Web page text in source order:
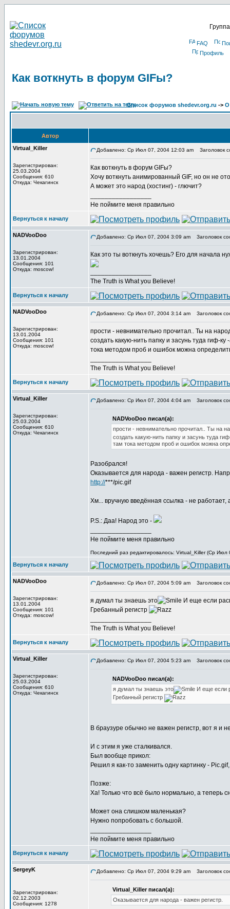
FAQ
Профиль
Как воткнуть в форум GIFы?
Список форумов shedevr.org.ru -> О
Автор
Virtual_Killer
Зарегистрирован:
25.03.2004
Сообщения: 610
Откуда: Чекагинск
Добавлено: Ср Июл 07, 2004 12:03 am Заголовок
Как воткнуть в форум GIFы?
Хочу воткнуть анимированный GIF, но он не
А может это народ (хостинг) - глючит?
Не поймите меня правильно
Вернуться к началу
NADVooDoo
Зарегистрирован:
13.01.2004
Сообщения: 101
Откуда: moscow!
Добавлено: Ср Июл 07, 2004 3:09 am Заголовок
Как это ты воткнуть хочешь? Его для начала
The Truth is What you Believe!
Вернуться к началу
NADVooDoo
Зарегистрирован:
13.01.2004
Сообщения: 101
Откуда: moscow!
Добавлено: Ср Июл 07, 2004 3:14 am Заголовок
прости - невнимательно прочитал.. Ты на
создать какую-нить папку и засунь туда гиф-
тока методом проб и ошибок можна
The Truth is What you Believe!
Вернуться к началу
Virtual_Killer
Зарегистрирован:
25.03.2004
Сообщения: 610
Откуда: Чекагинск
Добавлено: Ср Июл 07, 2004 4:04 am Заголовок
NADVooDoo писал(а):
прости - невнимательно прочитал.. Ты на
создать какую-нить папку и засунь туда
там тока методом проб и ошибок можна
Разобрался!
Оказывается для народа - важен регистр.
http://***/pic.gif
Хм... вручную введённая ссылка - не
P.S.: Даа! Народ это -
Не поймите меня правильно
Последний раз редактировалось: Virtual_Killer (Ср Июл
Вернуться к началу
NADVooDoo
Зарегистрирован:
13.01.2004
Сообщения: 101
Откуда: moscow!
Добавлено: Ср Июл 07, 2004 5:09 am Заголовок
я думал ты знаешь это
И еще если
Гребанный регистр
The Truth is What you Believe!
Вернуться к началу
Virtual_Killer
Зарегистрирован:
25.03.2004
Сообщения: 610
Откуда: Чекагинск
Добавлено: Ср Июл 07, 2004 5:23 am Заголовок
NADVooDoo писал(а):
я думал ты знаешь это
И еще если
Гребанный регистр
В браузуре обычно не важен регистр, вот я и
И с этим я уже сталкивался.
Был вообще прикол:
Решил я как-то заменить одну картинку -
Позже:
Ха! Только что всё было нормально, а теперь
Может она слишком маленькая?
Нужно попробовать с большой.
Не поймите меня правильно
Вернуться к началу
SergeyK
Зарегистрирован:
02.12.2003
Сообщения: 1278
Добавлено: Ср Июл 07, 2004 9:29 am Заголовок
Virtual_Killer писал(а):
Оказывается для народа - важен регистр.